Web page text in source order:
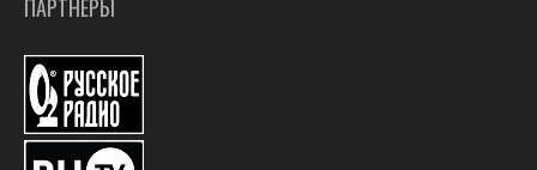
ПАРТНЕРЫ